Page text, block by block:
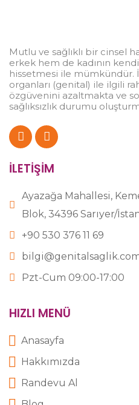
Mutlu ve sağlıklı bir cinsel
erkek hem de kadının
hissetmesi ile mümkündür.
organları (genital) ile ilgili
özgüvenini azaltmakta ve
sağlıksızlık durumu
İLETİŞİM
Ayazağa Mahallesi,
Blok, 34396 Sarıyer/
+90 530 376 11 69
Pzt-Cum 09:00-17:00
HIZLI MENÜ
Anasayfa
Hakkımızda
Randevu Al